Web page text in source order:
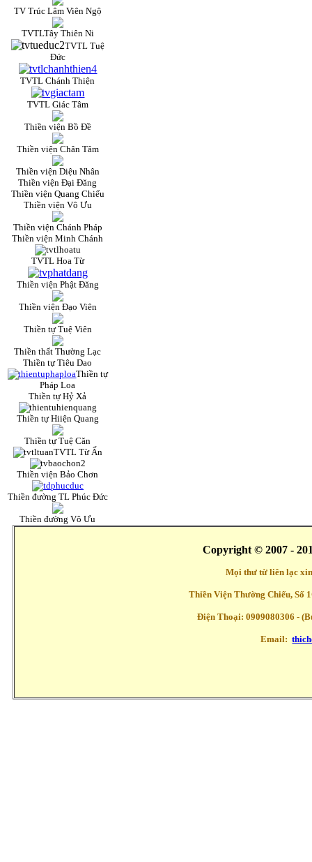
TV Trúc Lâm Viên Ngộ
TVTLTây Thiên Ni
TVTL Tuệ
Đức
TVTL Chánh Thiện
TVTL Giác Tâm
Thiền viện Bồ Đề
Thiền viện Chân Tâm
Thiền viện Diệu Nhân
Thiền viện Đại Đăng
Thiền viện Quang Chiếu
Thiền viện Vô Ưu
Thiền viện Chánh Pháp
Thiền viện Minh Chánh
TVTL Hoa Từ
Thiền viện Phật Đăng
Thiền viện Đạo Viên
Thiền tự Tuệ Viên
Thiền thất Thường Lạc
Thiền tự Tiêu Dao
Thiền tự
Pháp Loa
Thiền tự Hỷ Xả
Thiền tự Hiiện Quang
Thiền tự Tuệ Căn
TVTL Từ Ấn
Thiền viện Bảo Chơn
Thiền đường TL Phúc Đức
Thiền đường Vô Ưu
Copyright © 2007 -
Mọi thư từ liên lạc
Thiền Viện Thường Chiếu, Số
Điện Thoại: 0909080306 -
Email: